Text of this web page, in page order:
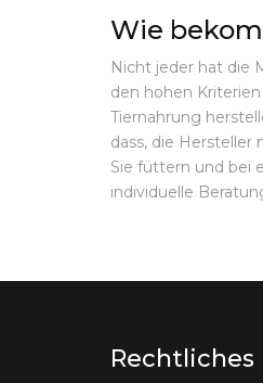
Wie
Nicht jeder hat die
den hohen
Tiernahrung
dass, die
Sie füttern und bei
individuelle
Rechtliches